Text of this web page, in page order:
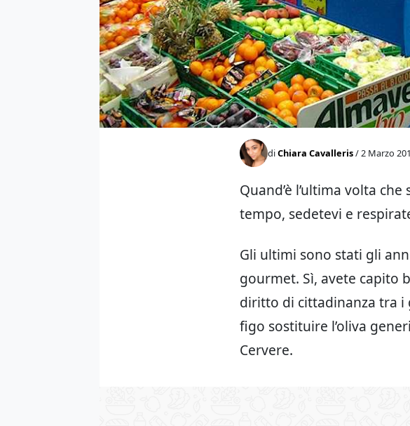
diChiara Cavalleris/ 2 Marzo
Quand’è l’ultima volta
tempo, sedetevi e
Gli ultimi sono stati gli
gourmet. Sì, avete capito
diritto di cittadinanza tra i
figo sostituire l’oliva
Cervere.